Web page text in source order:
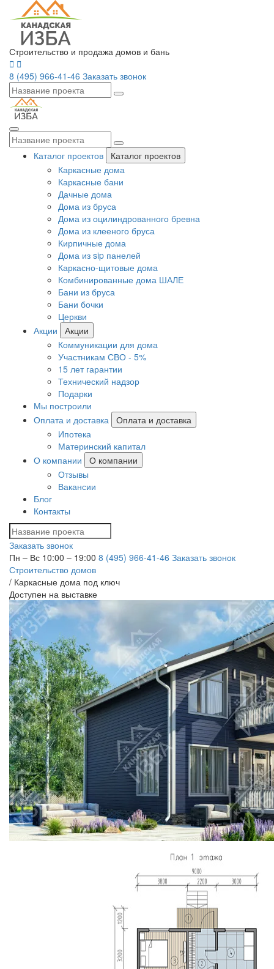
Строительство и продажа домов и бань
8 (495) 966-41-46 Заказать звонок
Каталог проектов
Каталог проектов
Каркасные дома
Каркасные бани
Дачные дома
Дома из бруса
Дома из оцилиндрованного бревна
Дома из клееного бруса
Кирпичные дома
Дома из sip панелей
Каркасно-щитовые дома
Комбинированные дома ШАЛЕ
Бани из бруса
Бани бочки
Церкви
Акции
Акции
Коммуникации для дома
Участникам СВО - 5%
15 лет гарантии
Технический надзор
Подарки
Мы построили
Оплата и доставка
Оплата и доставка
Ипотека
Материнский капитал
О компании
О компании
Отзывы
Вакансии
Блог
Контакты
Заказать звонок
Пн – Вс 10:00 – 19:00 8 (495) 966-41-46 Заказать звонок
Строительство домов
/ Каркасные дома под ключ
Доступен на выставке